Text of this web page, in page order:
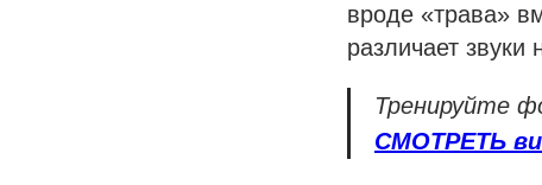
вроде «трава»
различает звуки
Тренируйте
СМОТРЕТЬ